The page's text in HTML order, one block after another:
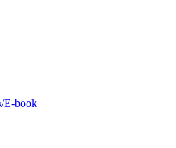
E-book